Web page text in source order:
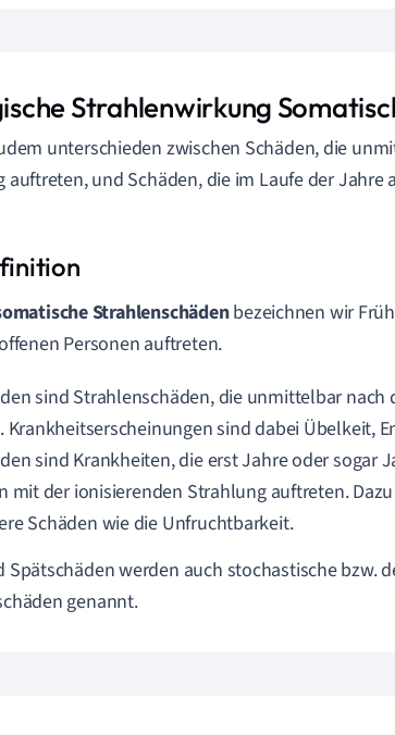
Strahlenwirkung
unterschieden zwischen Schäden, die
auftreten, und Schäden, die im Laufe der
Strahlenschädenbezeichnen wir
Personen auftreten.
sind Strahlenschäden, die unmittelbar nach
Krankheitserscheinungen sind dabei Übelkeit,
sind Krankheiten, die erst Jahre oder sogar
mit der ionisierenden Strahlung auftreten.
Schäden wie die Unfruchtbarkeit.
Spätschäden werden auch stochastische bzw.
genannt.